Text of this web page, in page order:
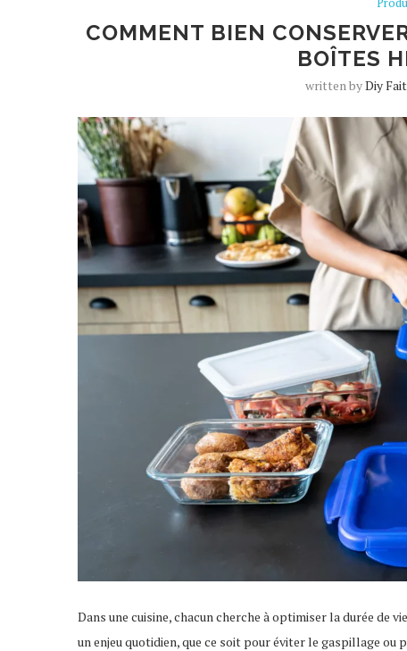
COMMENT BIEN
BOÎTES
written byDiy
Dans une cuisine, chacun cherche à optimiser la durée de
un enjeu quotidien, que ce soit pour éviter le gaspillage ou